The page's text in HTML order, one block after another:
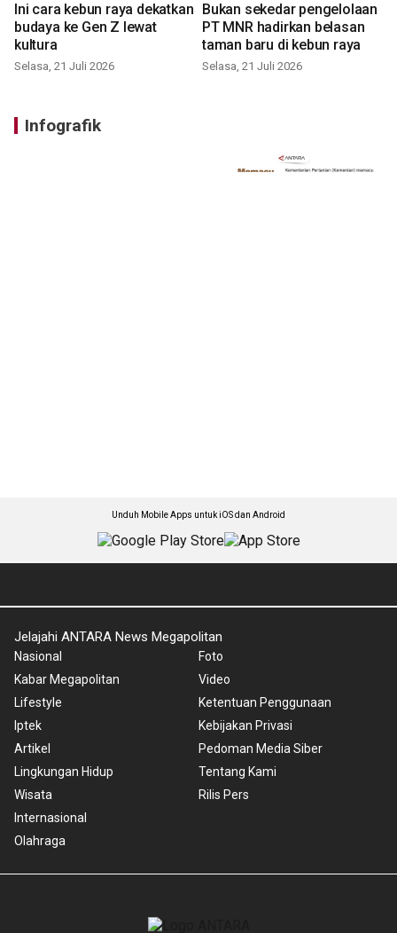
Ini cara kebun raya dekatkan
budaya ke Gen Z lewat
kultura
Selasa, 21 Juli 2026
Bukan sekedar pengelolaan
PT MNR hadirkan belasan
taman baru di kebun raya
Selasa, 21 Juli 2026
Infografik
Unduh Mobile Apps untuk iOS dan Android
Jelajahi ANTARA News Megapolitan
Nasional
Kabar Megapolitan
Lifestyle
Iptek
Artikel
Lingkungan Hidup
Wisata
Internasional
Olahraga
Foto
Video
Ketentuan Penggunaan
Kebijakan Privasi
Pedoman Media Siber
Tentang Kami
Rilis Pers